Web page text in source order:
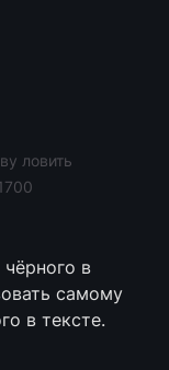
ловить
в
самому
в тексте.